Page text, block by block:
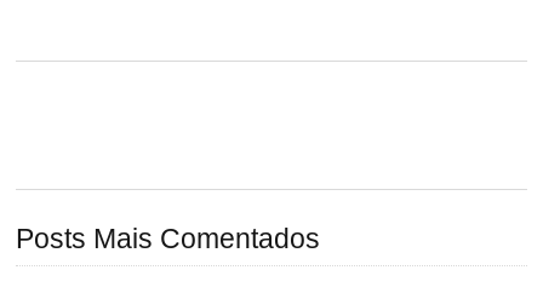
Posts Mais Comentados